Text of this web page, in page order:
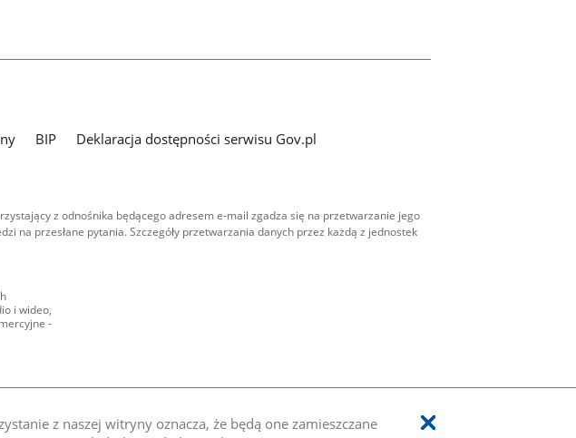
z naszej witryny oznacza, że będą one zamieszczane
BIP
Deklaracja dostępności serwisu Gov.pl
z odnośnika będącego adresem e-mail zgadza się na przetwarzanie jego
na przesłane pytania. Szczegóły przetwarzania danych przez każdą z jednostek
i wideo,
-